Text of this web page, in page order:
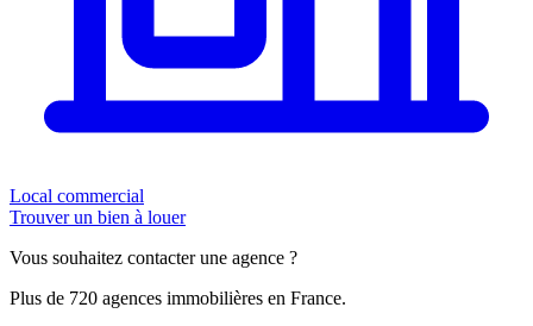
Local commercial
Trouver un bien à louer
Vous souhaitez contacter une agence ?
Plus de 720 agences immobilières en France.